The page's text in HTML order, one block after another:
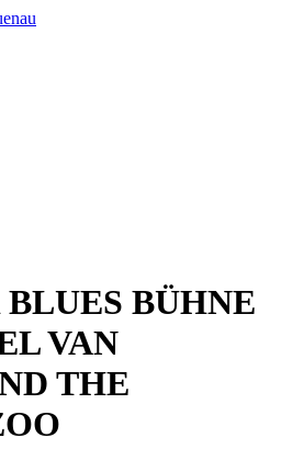
in Ihrem Bezirk
BÜHNE
VAN
THE